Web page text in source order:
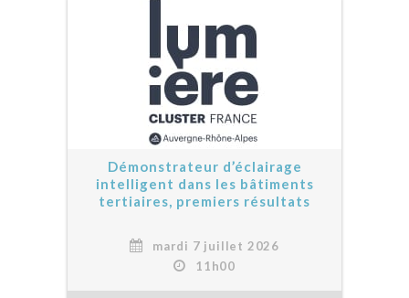
Démonstrateur d’éclairage
intelligent dans les bâtiments
tertiaires, premiers résultats
mardi 7 juillet 2026
11h00